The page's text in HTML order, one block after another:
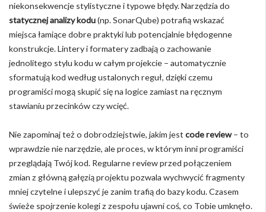
niekonsekwencje stylistyczne i typowe błędy. Narzędzia do
statycznej analizy kodu(np. SonarQube) potrafią wskazać
miejsca łamiące dobre praktyki lub potencjalnie błędogenne
konstrukcje. Lintery i formatery zadbają o zachowanie
jednolitego stylu kodu w całym projekcie – automatycznie
sformatują kod według ustalonych reguł, dzięki czemu
programiści mogą skupić się na logice zamiast na ręcznym
stawianiu przecinków czy wcięć.
Nie zapominaj też o dobrodziejstwie, jakim jestcode review– to
wprawdzie nie narzędzie, ale proces, w którym inni programiści
przeglądają Twój kod. Regularne review przed połączeniem
zmian z główną gałęzią projektu pozwala wychwycić fragmenty
mniej czytelne i ulepszyć je zanim trafią do bazy kodu. Czasem
świeże spojrzenie kolegi z zespołu ujawni coś, co Tobie umknęło.